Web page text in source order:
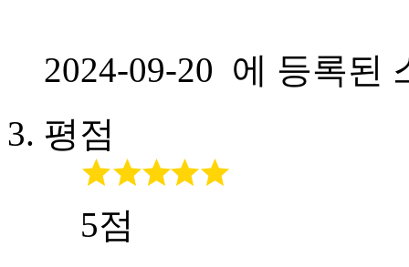
2024-09-20 에 등록된
평점
5점